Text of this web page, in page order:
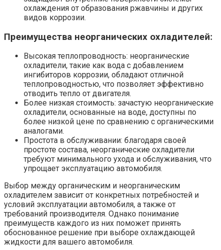
охлаждения от образования ржавчины и других
видов коррозии.
Преимущества неорганических охладителей:
Высокая теплопроводность: неорганические
охладители, такие как вода с добавлением
ингибиторов коррозии, обладают отличной
теплопроводностью, что позволяет эффективно
отводить тепло от двигателя.
Более низкая стоимость: зачастую неорганические
охладители, основанные на воде, доступны по
более низкой цене по сравнению с органическими
аналогами.
Простота в обслуживании: благодаря своей
простоте состава, неорганические охладители
требуют минимального ухода и обслуживания, что
упрощает эксплуатацию автомобиля.
Выбор между органическим и неорганическим
охладителем зависит от конкретных потребностей и
условий эксплуатации автомобиля, а также от
требований производителя. Однако понимание
преимуществ каждого из них поможет принять
обоснованное решение при выборе охлаждающей
жидкости для вашего автомобиля.